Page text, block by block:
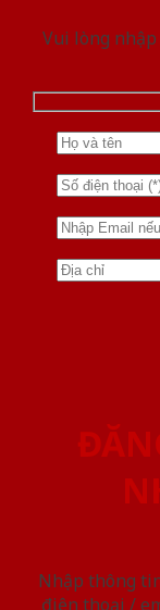
Vui lòng
Nhập thông
điện thoại /